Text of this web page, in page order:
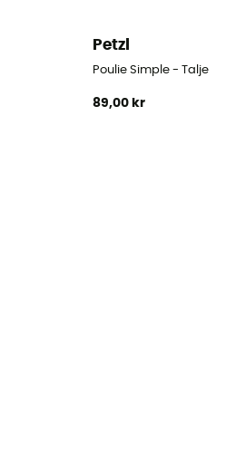
Petzl
Poulie Simple - Talje
89,00 kr